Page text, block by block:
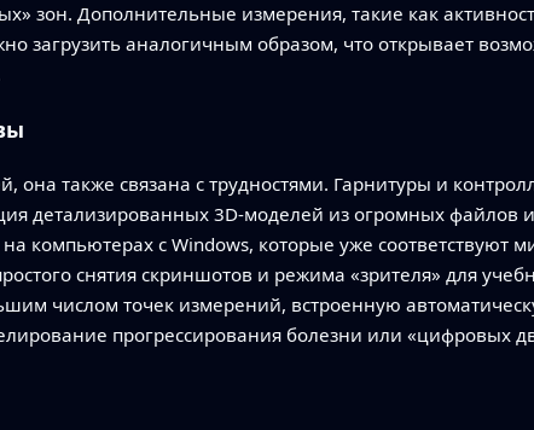
зон. Дополнительные измерения, такие как
загрузить аналогичным образом, что открывает
также связана с трудностями. Гарнитуры и
детализированных 3D‑моделей из огромных файлов
компьютерах с Windows, которые уже соответствуют
снятия скриншотов и режима «зрителя» для
числом точек измерений, встроенную
прогрессирования болезни или «цифровых